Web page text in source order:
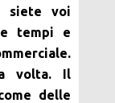
siete voi
tempi e
volta. Il
delle